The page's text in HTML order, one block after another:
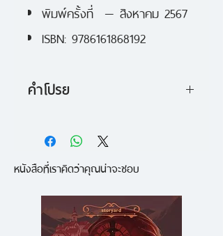
พิมพ์ครั้งที่ — สิงหาคม 2567
ISBN: 9786161868192
คำโปรย
จะทำให้คุณยิ้มแก้มปริโดยไม่ตั้งใจและ
อบอุ่นใจอย่างไม่เคยเป็น..."มัมโบชัย
ะ"เป็นร้านขนมที่ตั้งอยในโคจิมาจิ เฮ
โตะ เหตุผลที่ทำให้กิจการเจริญ
หนังสือที่เราคิดว่าคุณน่าจะชอบ